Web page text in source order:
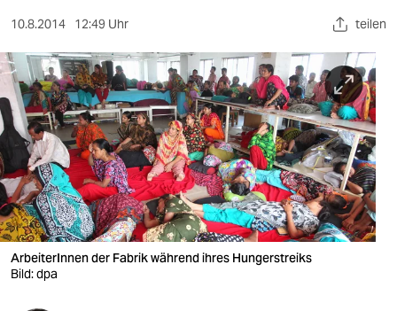
sport
berlin
nord
wahrheit
verlag
verlag
veranstaltungen
10.8.2014 12:49 Uhr teilen
ArbeiterInnen der Fabrik während ihres Hungerstreiks
Bild: dpa